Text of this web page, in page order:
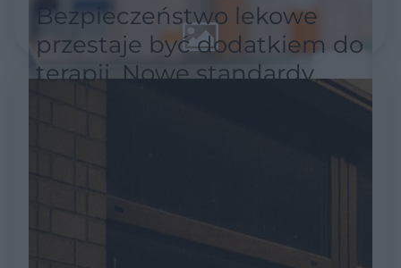
Bezpieczeństwo lekowe
przestaje być dodatkiem do
terapii. Nowe standardy
akredytacyjne stawiają je w